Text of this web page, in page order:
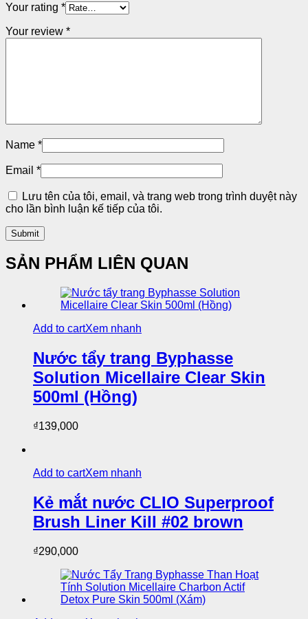
Your rating *
Your review *
Name *
Email *
Lưu tên của tôi, email, và trang web trong trình duyệt này
cho lần bình luận kế tiếp của tôi.
SẢN PHẨM LIÊN QUAN
Add to cartXem nhanh
Nước tẩy trang Byphasse
Solution Micellaire Clear Skin
500ml (Hồng)
₫139,000
Add to cartXem nhanh
Kẻ mắt nước CLIO Superproof
Brush Liner Kill #02 brown
₫290,000